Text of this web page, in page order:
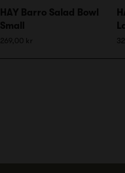
HAY Barro Salad Bowl
Small
269,00 kr